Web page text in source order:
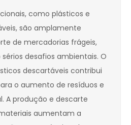
como plásticos e
são amplamente
de mercadorias frágeis,
desafios ambientais. O
descartáveis contribui
o aumento de resíduos e
A produção e descarte
aumentam a